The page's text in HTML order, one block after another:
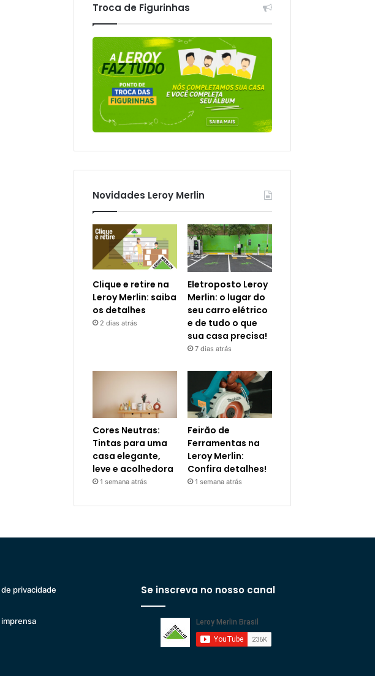
Troca de Figurinhas
Novidades Leroy Merlin
Clique e retire na
Leroy Merlin: saiba
os detalhes
2 dias atrás
Eletroposto Leroy
Merlin: o lugar do
seu carro elétrico
e de tudo o que
sua casa precisa!
7 dias atrás
Cores Neutras:
Tintas para uma
casa elegante,
leve e acolhedora
1 semana atrás
Feirão de
Ferramentas na
Leroy Merlin:
Confira detalhes!
1 semana atrás
privacidade
imprensa
Se inscreva no nosso canal